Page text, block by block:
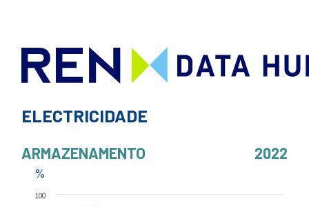
ELECTRICIDADE
ARMAZENAMENTO 2022
%
100